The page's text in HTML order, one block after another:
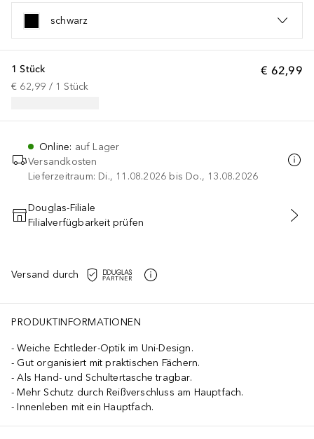
schwarz
€ 62,99
1 Stück
€ 62,99 / 1 Stück
Online: auf Lager
Versandkosten
Lieferzeitraum: Di., 11.08.2026 bis Do., 13.08.2026
IN DEN WARENKORB
Douglas-Filiale
Filialverfügbarkeit prüfen
Versand durch
PRODUKTINFORMATIONEN
Weiche Echtleder-Optik im Uni-Design.
Gut organisiert mit praktischen Fächern.
Als Hand- und Schultertasche tragbar.
Mehr Schutz durch Reißverschluss am Hauptfach.
Innenleben mit ein Hauptfach.